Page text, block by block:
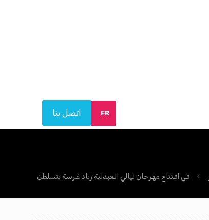
FR اتصل بنا
في افتتاح مهرجان ليالي العبدلية:زياد غرسة يتسلطن